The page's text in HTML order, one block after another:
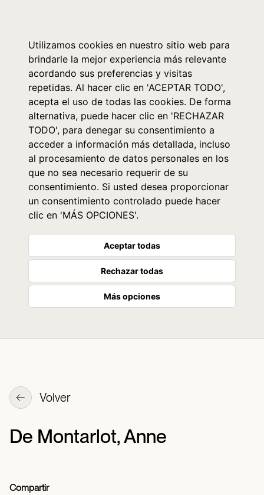
Utilizamos cookies en nuestro sitio web para
brindarle la mejor experiencia más relevante
acordando sus preferencias y visitas
repetidas. Al hacer clic en 'ACEPTAR TODO',
acepta el uso de todas las cookies. De forma
alternativa, puede hacer clic en 'RECHAZAR
TODO', para denegar su consentimiento a
acceder a información más detallada, incluso
al procesamiento de datos personales en los
que no sea necesario requerir de su
consentimiento. Si usted desea proporcionar
un consentimiento controlado puede hacer
clic en 'MÁS OPCIONES'.
Aceptar todas
Rechazar todas
Más opciones
Volver
De Montarlot, Anne
Compartir